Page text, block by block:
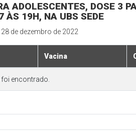
ADOLESCENTES, DOSE 3
ÀS 19H, NA UBS SEDE
28 de dezembro de 2022
Vacina
encontrado.